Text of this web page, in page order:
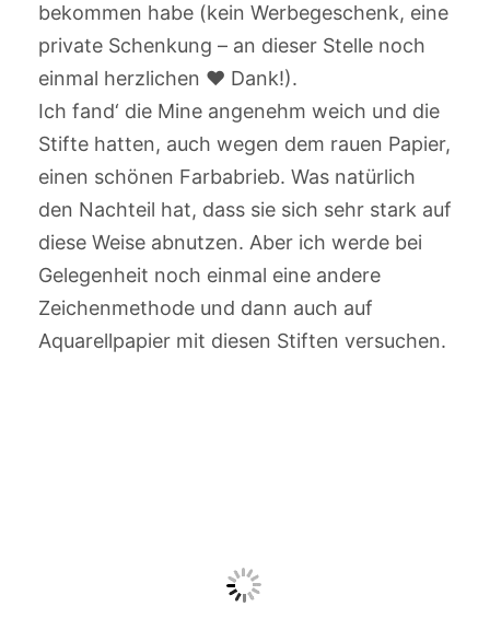
bekommen habe (kein Werbegeschenk, eine
private Schenkung – an dieser Stelle noch
einmal herzlichen ❤️ Dank!).
Ich fand‘ die Mine angenehm weich und die
Stifte hatten, auch wegen dem rauen Papier,
einen schönen Farbabrieb. Was natürlich
den Nachteil hat, dass sie sich sehr stark auf
diese Weise abnutzen. Aber ich werde bei
Gelegenheit noch einmal eine andere
Zeichenmethode und dann auch auf
Aquarellpapier mit diesen Stiften versuchen.